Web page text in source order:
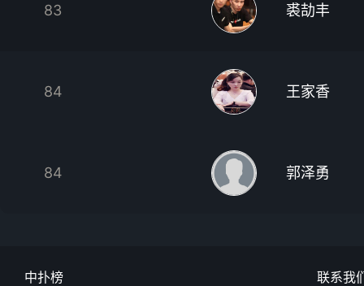
83 裘劼丰
84 王家香
84 郭泽勇
中扑榜 联系我